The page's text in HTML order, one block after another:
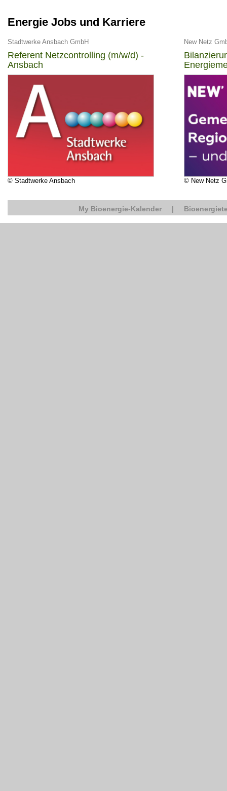
Energie Jobs und Karriere
Stadtwerke Ansbach GmbH
Referent Netzcontrolling (m/w/d) -
Ansbach
© Stadtwerke Ansbach
New Netz
© New Netz
My Bioenergie-Kalender |